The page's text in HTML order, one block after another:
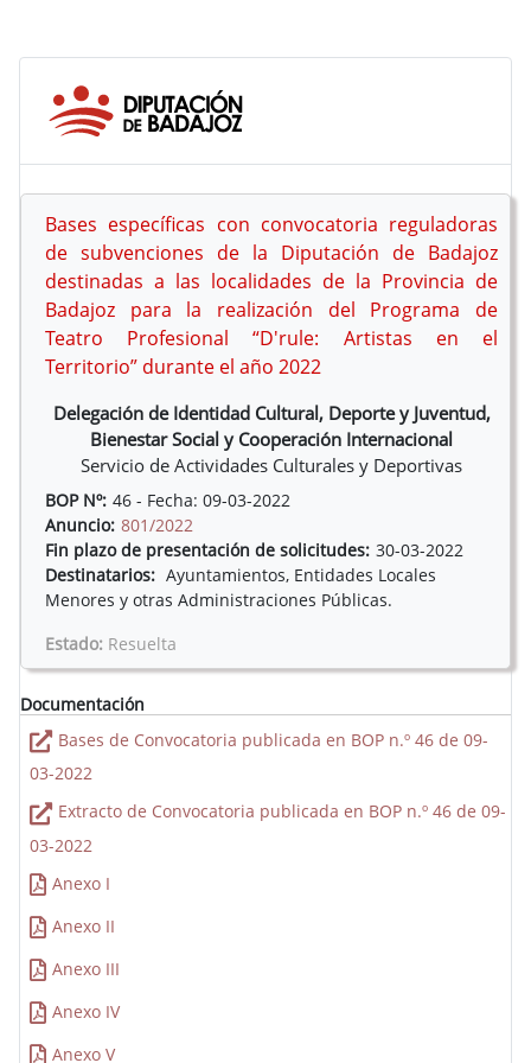
Bases específicas con convocatoria reguladoras
de subvenciones de la Diputación de Badajoz
destinadas a las localidades de la Provincia de
Badajoz para la realización del Programa de
Teatro Profesional “D'rule: Artistas en el
Territorio” durante el año 2022
Delegación de Identidad Cultural, Deporte y Juventud,
Bienestar Social y Cooperación Internacional
Servicio de Actividades Culturales y Deportivas
BOP Nº: 46 - Fecha: 09-03-2022
Anuncio: 801/2022
Fin plazo de presentación de solicitudes: 30-03-2022
Destinatarios: Ayuntamientos, Entidades Locales
Menores y otras Administraciones Públicas.
Estado: Resuelta
Documentación
Bases de Convocatoria publicada en BOP n.º 46 de 09-
03-2022
Extracto de Convocatoria publicada en BOP n.º 46 de 09-
03-2022
Anexo I
Anexo II
Anexo III
Anexo IV
Anexo V